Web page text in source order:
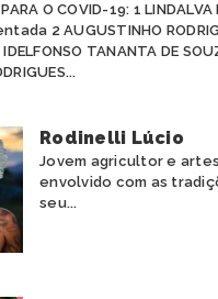
O COVID-19: 1 LINDALVA
2 AUGUSTINHO
TANANTA DE
Rodinelli Lúcio
Jovem agricultor e
envolvido com as
seu...